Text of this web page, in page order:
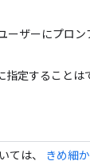
ザーにプロン
定することは
ては、 きめ細